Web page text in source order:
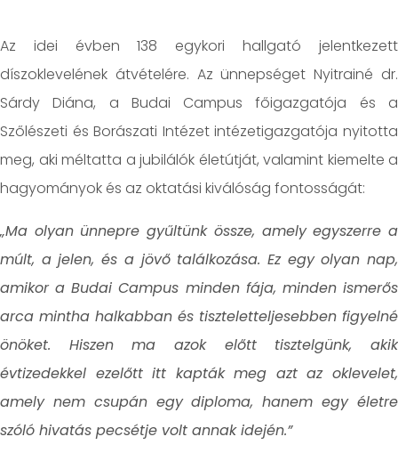
Az idei évben 138 egykori hallgató jelentkezett
díszoklevelének átvételére. Az ünnepséget Nyitrainé dr.
Sárdy Diána, a Budai Campus főigazgatója és a
Szőlészeti és Borászati Intézet intézetigazgatója nyitotta
meg, aki méltatta a jubilálók életútját, valamint kiemelte a
hagyományok és az oktatási kiválóság fontosságát:
„Ma olyan ünnepre gyűltünk össze, amely egyszerre a
múlt, a jelen, és a jövő találkozása. Ez egy olyan nap,
amikor a Budai Campus minden fája, minden ismerős
arca mintha halkabban és tiszteletteljesebben figyelné
önöket. Hiszen ma azok előtt tisztelgünk, akik
évtizedekkel ezelőtt itt kapták meg azt az oklevelet,
amely nem csupán egy diploma, hanem egy életre
szóló hivatás pecsétje volt annak idején.”